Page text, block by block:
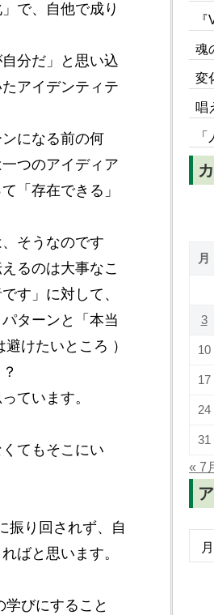
で、自他で成り
分だ」と思い込
アイデンティテ
になる前の何
つのアイディア
「存在できる」
そうなのです
るのは大事なこ
す」に対して、
ターンと「本当
けたいところ ）
ています。
てもそこにい
振り回されず、自
ばと思います。
びにすること
魂
変
唱
月
3
10
17
24
31
« 7
ー